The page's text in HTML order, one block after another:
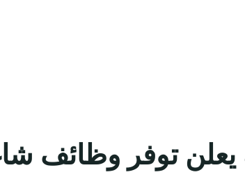
يعلن توفر وظائف